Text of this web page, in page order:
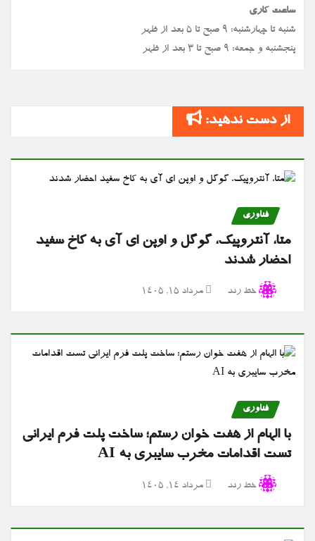
ساعت کاری
شنبه تا چهارشنبه: ۹ صبح تا ۵ بعد از ظهر
پنجشنبه و جمعه: ۹ صبح تا ۳ بعد از ظهر
از دست ندهید:
فناوری
متا، آنتروپیک، گوگل و اوپن ای آی به کاخ سفید
احضار شدند
خط رند مرداد ۱۵, ۱۴۰۵
فناوری
با الهام از هفت خوان رستم؛ ساخت پلت فرم ایرانی
تست اقدامات مخرب سایبری به AI
خط رند مرداد ۱۴, ۱۴۰۵